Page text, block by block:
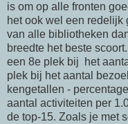
is om op alle fronten
het ook wel een
van alle bibliotheken
breedte het beste
een 8e plek bij het
plek bij het aantal
kengetallen -
aantal activiteiten per
de top-15. Zoals je met